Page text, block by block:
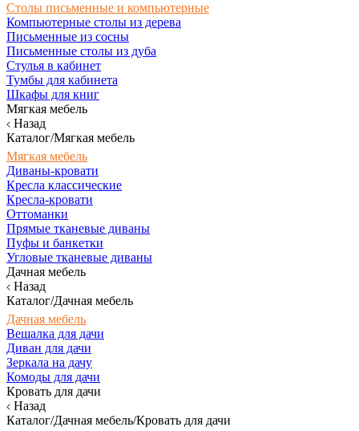
Столы письменные и компьютерные
Компьютерные столы из дерева
Письменные из сосны
Письменные столы из дуба
Стулья в кабинет
Тумбы для кабинета
Шкафы для книг
Мягкая мебель
Назад
Каталог/Мягкая мебель
Мягкая мебель
Диваны-кровати
Кресла классические
Кресла-кровати
Оттоманки
Прямые тканевые диваны
Пуфы и банкетки
Угловые тканевые диваны
Дачная мебель
Назад
Каталог/Дачная мебель
Дачная мебель
Вешалка для дачи
Диван для дачи
Зеркала на дачу
Комоды для дачи
Кровать для дачи
Назад
Каталог/Дачная мебель/Кровать для дачи